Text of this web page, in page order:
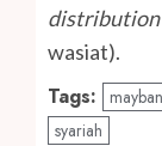
distribution
wasiat).
Tags:
syariah